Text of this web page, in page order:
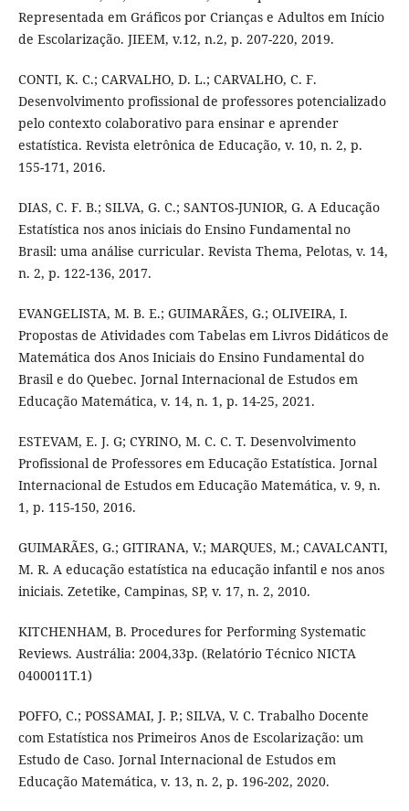
Representada em Gráficos por Crianças e Adultos em Início
de Escolarização. JIEEM, v.12, n.2, p. 207-220, 2019.
CONTI, K. C.; CARVALHO, D. L.; CARVALHO, C. F.
Desenvolvimento profissional de professores potencializado
pelo contexto colaborativo para ensinar e aprender
estatística. Revista eletrônica de Educação, v. 10, n. 2, p.
155-171, 2016.
DIAS, C. F. B.; SILVA, G. C.; SANTOS-JUNIOR, G. A Educação
Estatística nos anos iniciais do Ensino Fundamental no
Brasil: uma análise curricular. Revista Thema, Pelotas, v. 14,
n. 2, p. 122-136, 2017.
EVANGELISTA, M. B. E.; GUIMARÃES, G.; OLIVEIRA, I.
Propostas de Atividades com Tabelas em Livros Didáticos de
Matemática dos Anos Iniciais do Ensino Fundamental do
Brasil e do Quebec. Jornal Internacional de Estudos em
Educação Matemática, v. 14, n. 1, p. 14-25, 2021.
ESTEVAM, E. J. G; CYRINO, M. C. C. T. Desenvolvimento
Profissional de Professores em Educação Estatística. Jornal
Internacional de Estudos em Educação Matemática, v. 9, n.
1, p. 115-150, 2016.
GUIMARÃES, G.; GITIRANA, V.; MARQUES, M.; CAVALCANTI,
M. R. A educação estatística na educação infantil e nos anos
iniciais. Zetetike, Campinas, SP, v. 17, n. 2, 2010.
KITCHENHAM, B. Procedures for Performing Systematic
Reviews. Austrália: 2004,33p. (Relatório Técnico NICTA
0400011T.1)
POFFO, C.; POSSAMAI, J. P.; SILVA, V. C. Trabalho Docente
com Estatística nos Primeiros Anos de Escolarização: um
Estudo de Caso. Jornal Internacional de Estudos em
Educação Matemática, v. 13, n. 2, p. 196-202, 2020.